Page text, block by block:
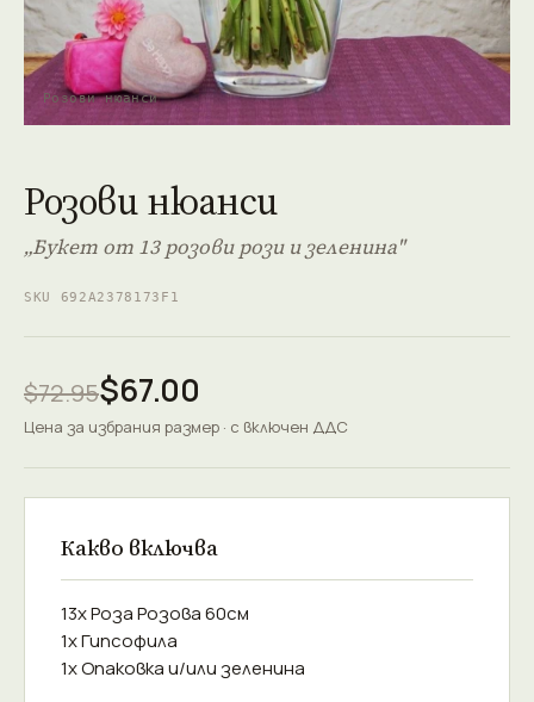
Розови нюанси
Розови нюанси
„Букет от 13 розови рози и зеленина"
SKU 692A2378173F1
$72.95$67.00
Цена за избрания размер · с включен ДДС
Какво включва
13x Роза Розова 60см
1x Гипсофила
1x Опаковка и/или зеленина